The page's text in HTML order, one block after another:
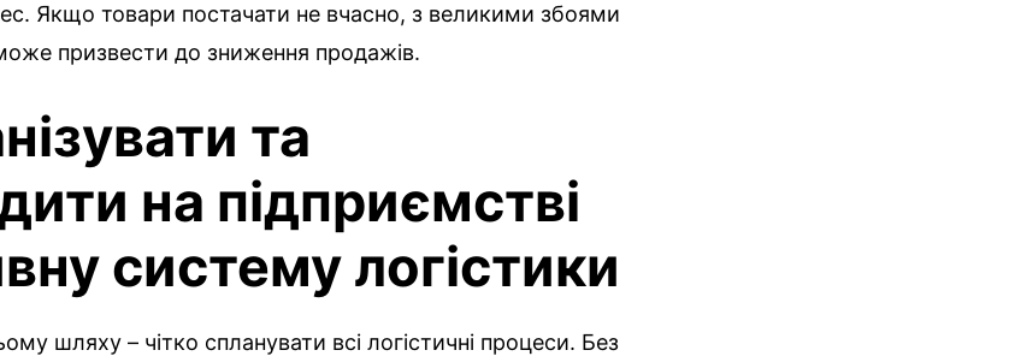
Якщо товари постачати не вчасно, з великими збоями
призвести до зниження продажів.
та
на підприємстві
систему логістики
шляху – чітко спланувати всі логістичні процеси. Без